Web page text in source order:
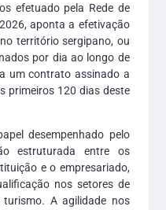
efetuado pela Rede de
aponta a efetivação
território sergipano, ou
por dia ao longo de
um contrato assinado a
primeiros 120 dias deste
desempenhado pelo
estruturada entre os
e o empresariado,
nos setores de
A agilidade nos